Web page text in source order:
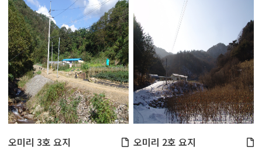
오미리 3호 요지 오미리 2호 요지